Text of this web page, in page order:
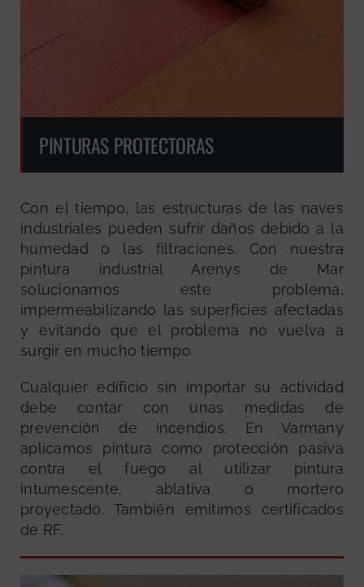
PINTURAS PROTECTORAS
Con el tiempo, las estructuras de las naves
industriales pueden sufrir daños debido a la
humedad o las filtraciones. Con nuestra
pintura industrial Arenys de Mar
solucionamos este problema,
impermeabilizando las superficies afectadas
y evitando que el problema no vuelva a
surgir en mucho tiempo.
Cualquier edificio sin importar su actividad
debe contar con unas medidas de
prevención de incendios. En Varmany
aplicamos pintura como protección pasiva
contra el fuego al utilizar pintura
intumescente, ablativa o mortero
proyectado. También emitimos certificados
de RF.